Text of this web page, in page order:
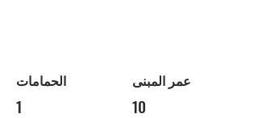
الحمامات
1
عمر المبنى
10